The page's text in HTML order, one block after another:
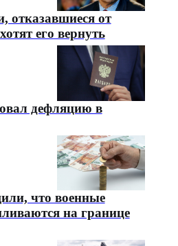
отказавшиеся от
его вернуть
дефляцию в
что военные
на границе